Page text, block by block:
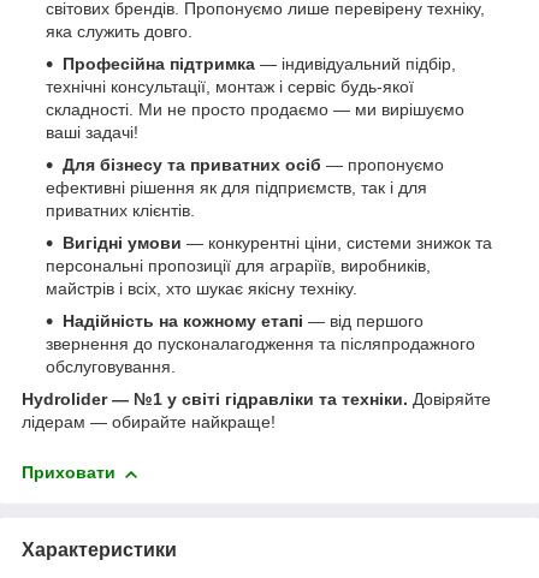
світових брендів. Пропонуємо лише перевірену техніку,
яка служить довго.
Професійна підтримка — індивідуальний підбір,
технічні консультації, монтаж і сервіс будь-якої
складності. Ми не просто продаємо — ми вирішуємо
ваші задачі!
Для бізнесу та приватних осіб — пропонуємо
ефективні рішення як для підприємств, так і для
приватних клієнтів.
Вигідні умови — конкурентні ціни, системи знижок та
персональні пропозиції для аграріїв, виробників,
майстрів і всіх, хто шукає якісну техніку.
Надійність на кожному етапі — від першого
звернення до пусконалагодження та післяпродажного
обслуговування.
Hydrolider — №1 у світі гідравліки та техніки. Довіряйте
лідерам — обирайте найкраще!
Приховати
Характеристики